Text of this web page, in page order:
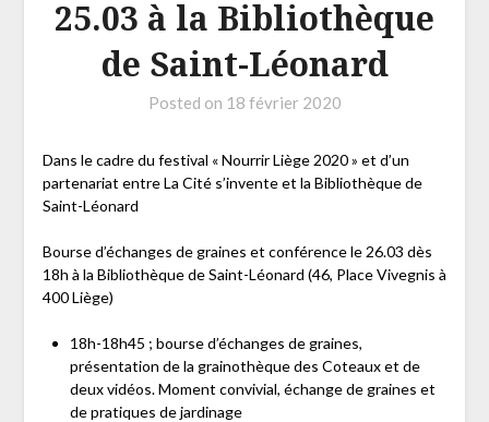
25.03 à la Bibliothèque
de Saint-Léonard
Posted on 18 février 2020
Dans le cadre du festival « Nourrir Liège 2020 » et d’un
partenariat entre La Cité s’invente et la Bibliothèque de
Saint-Léonard
Bourse d’échanges de graines et conférence le 26.03 dès
18h à la Bibliothèque de Saint-Léonard (46, Place Vivegnis à
400 Liège)
18h-18h45 ; bourse d’échanges de graines,
présentation de la grainothèque des Coteaux et de
deux vidéos. Moment convivial, échange de graines et
de pratiques de jardinage